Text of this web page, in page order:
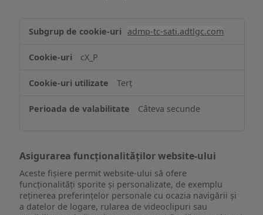
și/sau
informațiilor
pe
dispozitiv
admp-tc-sati.adtlgc.com
cX_P
Terț
Câteva secunde
Asigurarea funcționalităților website-ului
Aceste fișiere permit website-ului să ofere
funcționalități sporite și personalizate, de exemplu
reţinerea preferinţelor personale cu ocazia navigării și
a datelor de logare, rularea de videoclipuri sau